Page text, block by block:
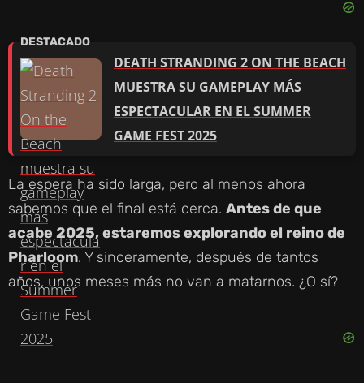
DEATH STRANDING 2 ON THE BEACH
MUESTRA SU GAMEPLAY MÁS
ESPECTACULAR EN EL SUMMER
GAME FEST 2025
La espera ha sido larga, pero al menos ahora
sabemos que el final está cerca. Antes de que
acabe 2025, estaremos explorando el reino de
Pharloom. Y sinceramente, después de tantos
años, unos meses más no van a matarnos. ¿O sí?